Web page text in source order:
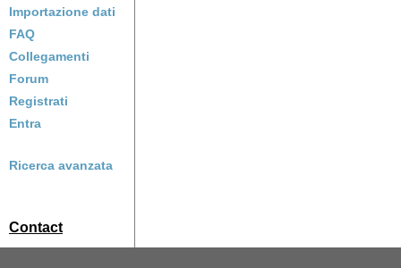
Importazione dati
FAQ
Collegamenti
Forum
Registrati
Entra
Ricerca avanzata
Contact